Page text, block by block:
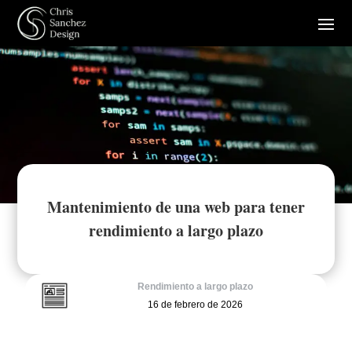
Mantenimiento de una web para tener
rendimiento a largo plazo
Rendimiento a largo plazo
16 de febrero de 2026